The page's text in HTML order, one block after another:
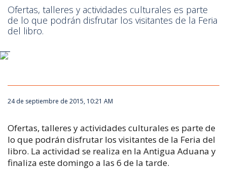
Ofertas, talleres y actividades culturales es parte
de lo que podrán disfrutar los visitantes de la Feria
del libro.
24 de septiembre de 2015, 10:21 AM
Ofertas, talleres y actividades culturales es parte de
lo que podrán disfrutar los visitantes de la Feria del
libro. La actividad se realiza en la Antigua Aduana y
finaliza este domingo a las 6 de la tarde.